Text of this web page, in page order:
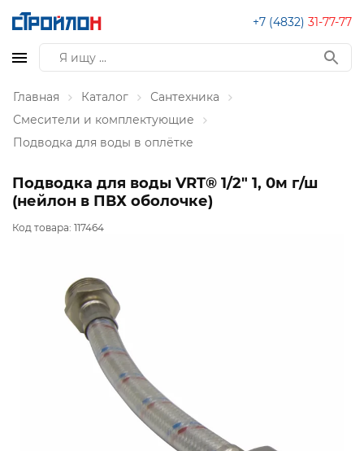
+7 (4832) 31-77-77
Главная Каталог
Сантехника
Смесители и комплектующие
Подводка для воды в оплётке
Подводка для воды VRT® 1/2" 1, 0м г/ш
(нейлон в ПВХ оболочке)
Код товара: 117464